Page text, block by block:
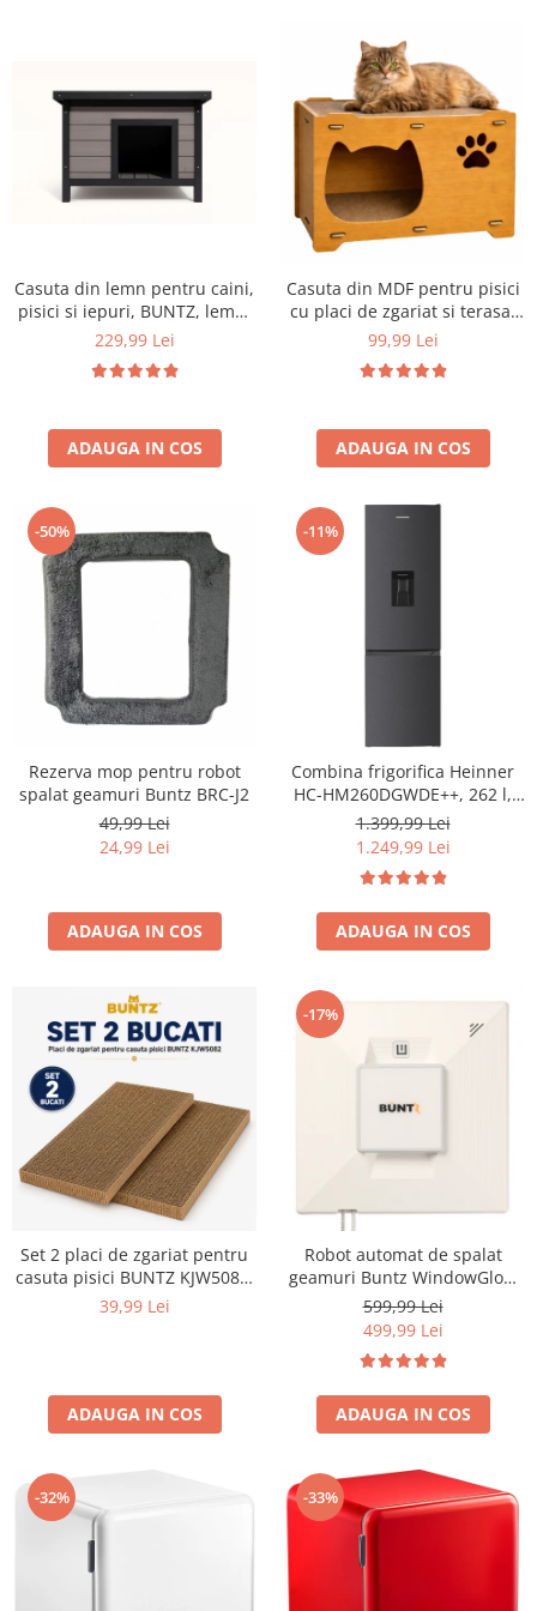
Casuta din lemn pentru caini,
pisici si iepuri, BUNTZ, lemn,
acoperis rabatabil, bitumant,
transparenta la usa din PVC,
229,99 Lei
ADAUGA IN COS
Casuta din MDF pentru pisici
cu placi de zgariat si terasa,
Buntz, pentru interior,
99,99 Lei
ADAUGA IN COS
-50%
Rezerva mop pentru robot
spalat geamuri Buntz BRC-J2
49,99 Lei
24,99 Lei
ADAUGA IN COS
-11%
Combina frigorifica Heinner
HC-HM260DGWDE++, 262 l,
Clasa E, Dozator de apa,
Control electronic cu
termostat ajustabil, Lumina
cm, Gri antracit texturat
1.399,99 Lei
1.249,99 Lei
ADAUGA IN COS
Set 2 placi de zgariat pentru
casuta pisici BUNTZ KJW5082,
piese de schimb din carton
39,99 Lei
ADAUGA IN COS
-17%
Robot automat de spalat
geamuri Buntz WindowGlow
BRC-J2– Putere de 72W,
2500Pa, tehnologie duala de
pulverizare, sistem anti-urme
și control inteligent, Alb
599,99 Lei
499,99 Lei
ADAUGA IN COS
-32% -33%